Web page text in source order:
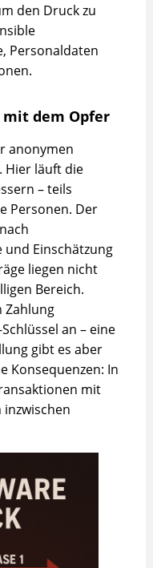
den Druck zu
Personaldaten
dem Opfer
anonymen
Hier läuft die
– teils
Personen. Der
Einschätzung
liegen nicht
Bereich.
Zahlung
an – eine
gibt es aber
Konsequenzen: In
mit